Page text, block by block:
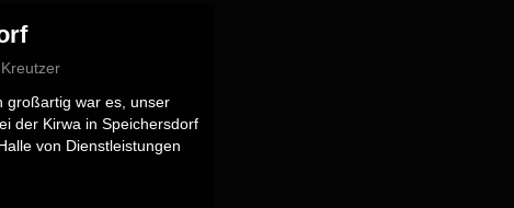
großartig war es, unser
der Kirwa in Speichersdorf
von Dienstleistungen